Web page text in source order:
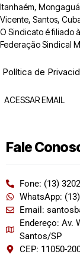
Itanhaém,
Vicente, Santos,
O Sindicato é filiado
Federação Sindical
Política de
ACESSAR EMAIL
Fale
Fone: (13)
WhatsApp:
Email:
Endereço: Av.
Santos/SP
CEP: 11050-